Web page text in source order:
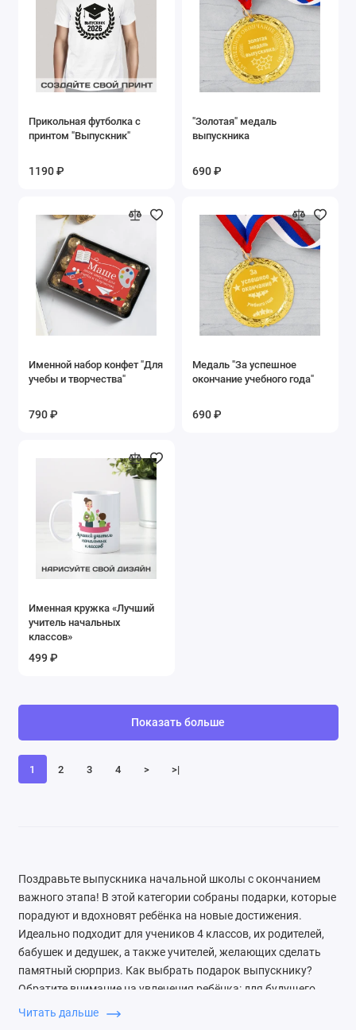
Прикольная футболка с
принтом "Выпускник"
1190 ₽
"Золотая" медаль
выпускника
690 ₽
Именной набор конфет "Для
учебы и творчества"
790 ₽
Медаль "За успешное
окончание учебного года"
690 ₽
Именная кружка «Лучший
учитель начальных
классов»
499 ₽
1 2 3 4 > >|
Показать больше
Поздравьте выпускника начальной школы с окончанием
важного этапа! В этой категории собраны подарки, которые
порадуют и вдохновят ребёнка на новые достижения.
Идеально подходит для учеников 4 классов, их родителей,
бабушек и дедушек, а также учителей, желающих сделать
памятный сюрприз. Как выбрать подарок выпускнику?
Обратите внимание на увлечения ребёнка: для будущего
школьника отлично подойдут наборы для творчества,
Читать дальше